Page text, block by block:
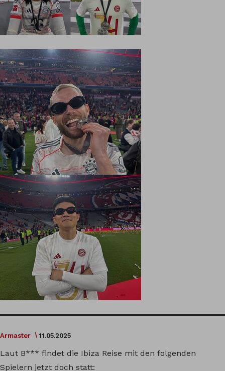
Armaster 11.05.2025
Laut B*** findet die Ibiza Reise mit den folgenden
Spielern jetzt doch statt: